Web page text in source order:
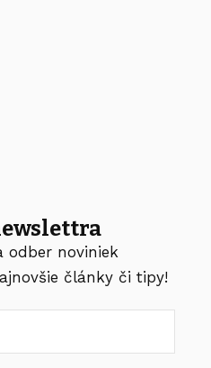
odber noviniek
články či tipy!